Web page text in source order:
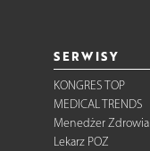
SERWISY
KONGRES TOP
MEDICAL TRENDS
Menedżer Zdrowia
Lekarz POZ